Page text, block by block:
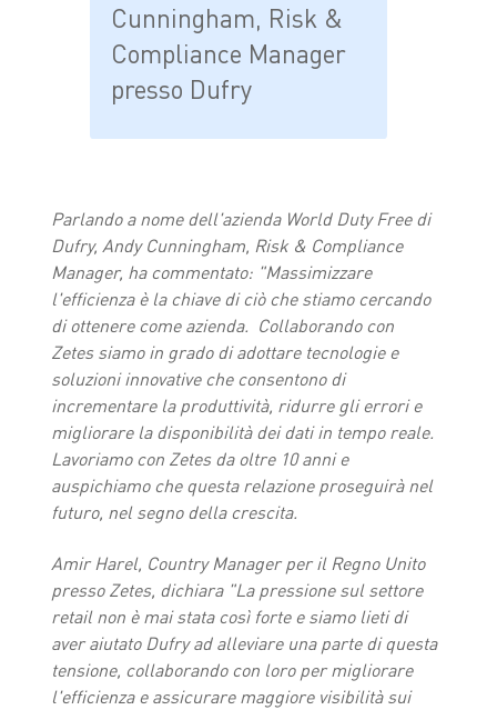
Cunningham, Risk &
Compliance Manager
presso Dufry
Parlando a nome dell'azienda World Duty Free di
Dufry, Andy Cunningham, Risk & Compliance
Manager, ha commentato: "Massimizzare
l'efficienza è la chiave di ciò che stiamo cercando
di ottenere come azienda. Collaborando con
Zetes siamo in grado di adottare tecnologie e
soluzioni innovative che consentono di
incrementare la produttività, ridurre gli errori e
migliorare la disponibilità dei dati in tempo reale.
Lavoriamo con Zetes da oltre 10 anni e
auspichiamo che questa relazione proseguirà nel
futuro, nel segno della crescita.
Amir Harel, Country Manager per il Regno Unito
presso Zetes, dichiara "La pressione sul settore
retail non è mai stata così forte e siamo lieti di
aver aiutato Dufry ad alleviare una parte di questa
tensione, collaborando con loro per migliorare
l'efficienza e assicurare maggiore visibilità sui